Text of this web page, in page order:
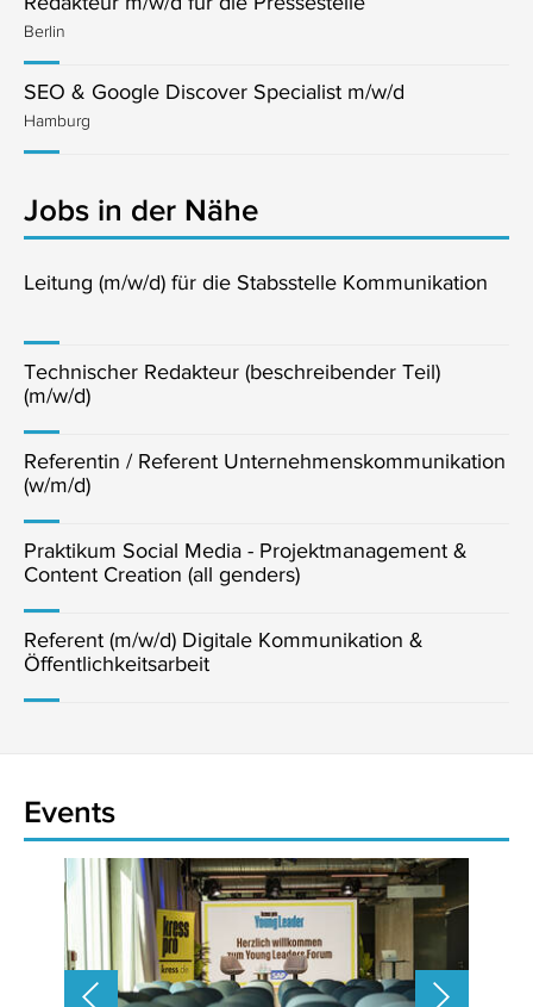
Berlin
SEO & Google Discover Specialist m/w/d
Hamburg
Jobs in der Nähe
Leitung (m/w/d) für die Stabsstelle Kommunikation
Technischer Redakteur (beschreibender Teil)
(m/w/d)
Referentin / Referent Unternehmenskommunikation
(w/m/d)
Praktikum Social Media - Projektmanagement &
Content Creation (all genders)
Referent (m/w/d) Digitale Kommunikation &
Öffentlichkeitsarbeit
Events